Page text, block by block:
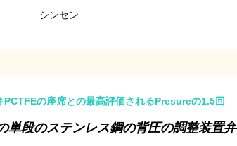
シンセン
PCTFEの座席との最高評価されるPresureの1.5回
単段のステンレス鋼の背圧の調整装置弁